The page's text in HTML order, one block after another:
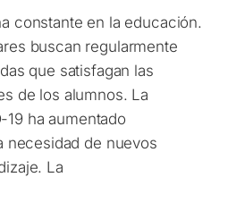
constante en la educación.
buscan regularmente
que satisfagan las
de los alumnos. La
19 ha aumentado
necesidad de nuevos
La